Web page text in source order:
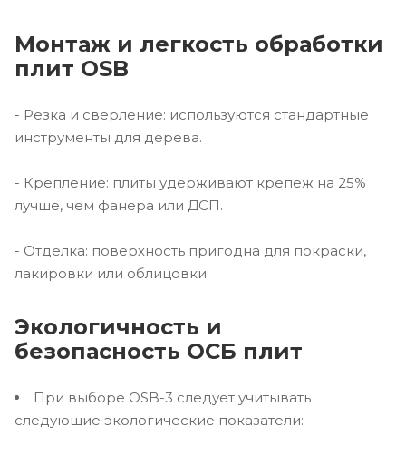
Монтаж и легкость обработки
плит OSB
- Резка и сверление: используются стандартные
инструменты для дерева.
- Крепление: плиты удерживают крепеж на 25%
лучше, чем фанера или ДСП.
- Отделка: поверхность пригодна для покраски,
лакировки или облицовки.
Экологичность и
безопасность ОСБ плит
При выборе OSB-3 следует учитывать
следующие экологические показатели: